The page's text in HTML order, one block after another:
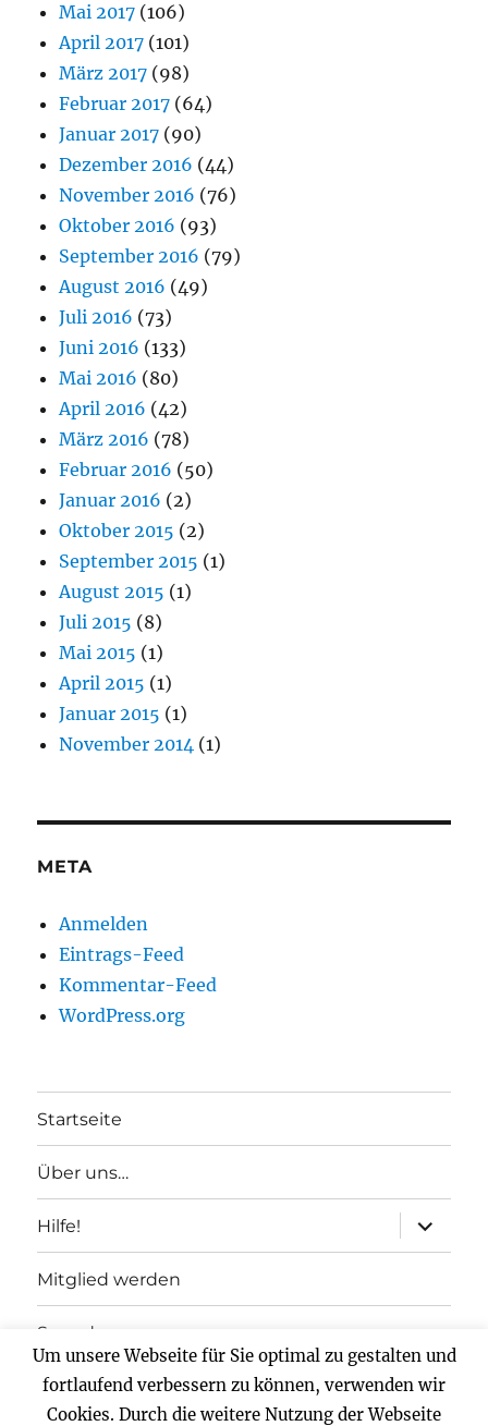
Mai 2017 (106)
April 2017 (101)
März 2017 (98)
Februar 2017 (64)
Januar 2017 (90)
Dezember 2016 (44)
November 2016 (76)
Oktober 2016 (93)
September 2016 (79)
August 2016 (49)
Juli 2016 (73)
Juni 2016 (133)
Mai 2016 (80)
April 2016 (42)
März 2016 (78)
Februar 2016 (50)
Januar 2016 (2)
Oktober 2015 (2)
September 2015 (1)
August 2015 (1)
Juli 2015 (8)
Mai 2015 (1)
April 2015 (1)
Januar 2015 (1)
November 2014 (1)
META
Anmelden
Eintrags-Feed
Kommentar-Feed
WordPress.org
Startseite
Über uns…
Hilfe!
anzeigen
Mitglied werden
Spenden
Impressum
Um unsere Webseite für Sie optimal zu gestalten und
fortlaufend verbessern zu können, verwenden wir
Cookies. Durch die weitere Nutzung der Webseite